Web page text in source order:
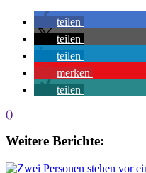
teilen
teilen
teilen
merken
teilen
()
Weitere Berichte: